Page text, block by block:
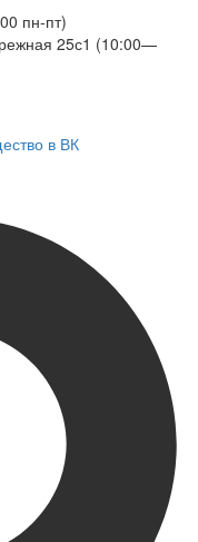
пн-пт)
25с1 (10:00—
в ВК